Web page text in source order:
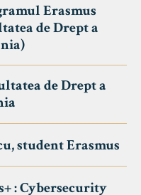
Erasmus
de Drept a
de Drept a
student Erasmus
: Cybersecurity